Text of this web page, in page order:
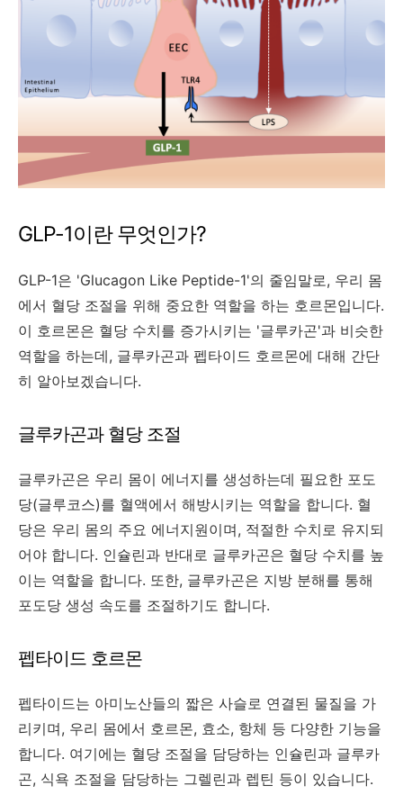
GLP-1이란 무엇인가?
GLP-1은 'Glucagon Like Peptide-1'의 줄임말로, 우리 몸
에서 혈당 조절을 위해 중요한 역할을 하는 호르몬입니다.
이 호르몬은 혈당 수치를 증가시키는 '글루카곤'과 비슷한
역할을 하는데, 글루카곤과 펩타이드 호르몬에 대해 간단
히 알아보겠습니다.
글루카곤과 혈당 조절
글루카곤은 우리 몸이 에너지를 생성하는데 필요한 포도
당(글루코스)를 혈액에서 해방시키는 역할을 합니다. 혈
당은 우리 몸의 주요 에너지원이며, 적절한 수치로 유지되
어야 합니다. 인슐린과 반대로 글루카곤은 혈당 수치를 높
이는 역할을 합니다. 또한, 글루카곤은 지방 분해를 통해
포도당 생성 속도를 조절하기도 합니다.
펩타이드 호르몬
펩타이드는 아미노산들의 짧은 사슬로 연결된 물질을 가
리키며, 우리 몸에서 호르몬, 효소, 항체 등 다양한 기능을
합니다. 여기에는 혈당 조절을 담당하는 인슐린과 글루카
곤, 식욕 조절을 담당하는 그렐린과 렙틴 등이 있습니다.